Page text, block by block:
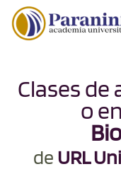
Clases
o
de URL